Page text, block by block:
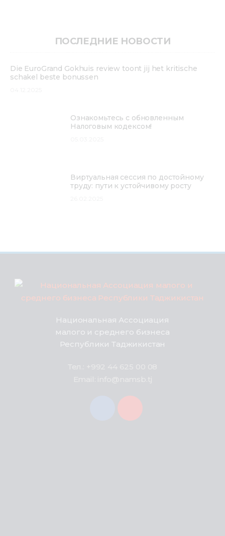
ПОСЛЕДНИЕ НОВОСТИ
Die EuroGrand Gokhuis review toont jij het kritische
schakel beste bonussen
Ознакомьтесь с обновленным
Налоговым кодексом!
Виртуальная сессия по достойному
труду: пути к устойчивому росту
Национальная Ассоциация
малого и среднего бизнеса
Республики Таджикистан